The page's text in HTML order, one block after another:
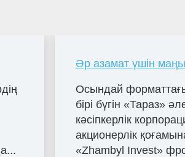
Әр азамат үшін
Осындай
бірі бүгін «Тараз»
кәсіпкерлік
акционерлік
«Zhambyl Invest»